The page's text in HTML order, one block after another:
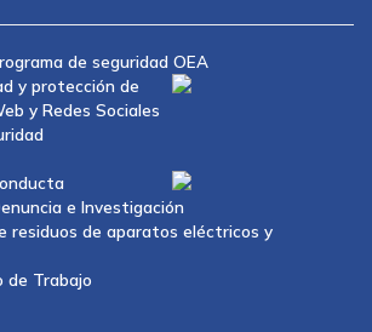
de seguridad OEA
y protección de
y Redes Sociales
e Investigación
residuos de aparatos eléctricos y
de Trabajo